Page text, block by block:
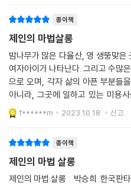
종이책
제인의 마법살롱
밤나무가 많은 다율산, 영 생뚱맞은
여자아이가 나타난다. 그리고 수많
으로 오며, 각자 삶의 아픈 부분들
아니라, 그곳에 일하고 있는 미용
있다. 이런 여러 가지 삶을 때론 송
미용실에서
f******m 2023.10.18. 신고
종이책
제인의 마법 살롱
제인의 마법 살롱 박승희 한국판타지/환상소설 허블 344쪽 머리